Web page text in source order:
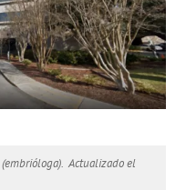
(embrióloga). Actualizado el